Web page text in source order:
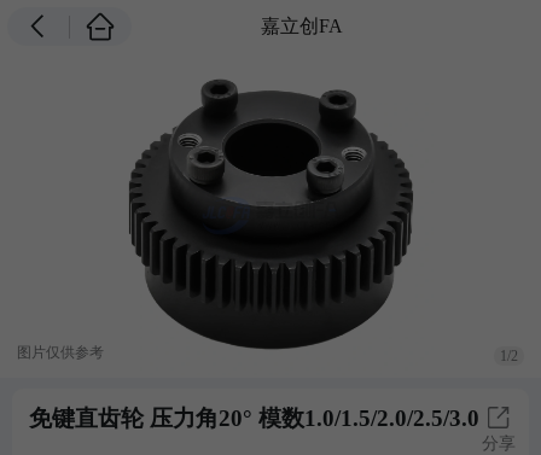
嘉立创FA
图片仅供参考 1/2
免键直齿轮 压力角20° 模数1.0/1.5/2.0/2.5/3.0
分享